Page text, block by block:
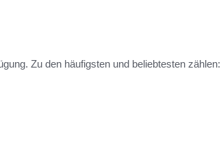
Zu den häufigsten und beliebtesten zählen: